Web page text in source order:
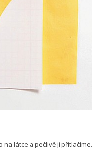
látce a pečlivě ji přitlačíme.